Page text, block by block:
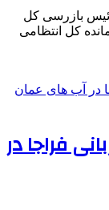
بازرسی کل
کل انتظامی
فراجا در